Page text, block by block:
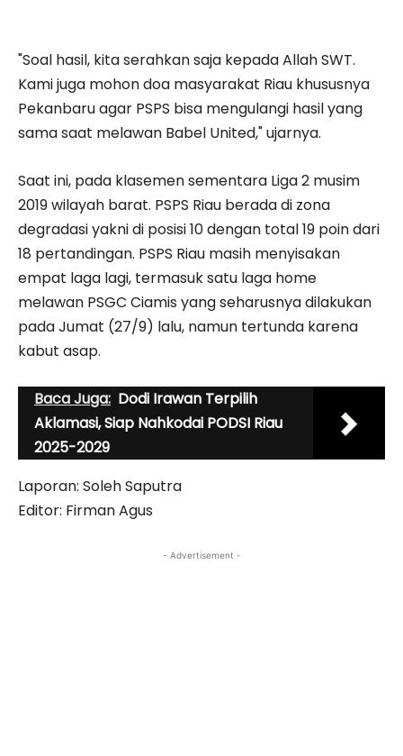
"Soal hasil, kita serahkan saja kepada Allah SWT.
Kami juga mohon doa masyarakat Riau khususnya
Pekanbaru agar PSPS bisa mengulangi hasil yang
sama saat melawan Babel United," ujarnya.
Saat ini, pada klasemen sementara Liga 2 musim
2019 wilayah barat. PSPS Riau berada di zona
degradasi yakni di posisi 10 dengan total 19 poin dari
18 pertandingan. PSPS Riau masih menyisakan
empat laga lagi, termasuk satu laga home
melawan PSGC Ciamis yang seharusnya dilakukan
pada Jumat (27/9) lalu, namun tertunda karena
kabut asap.
Baca Juga: Dodi Irawan Terpilih
Aklamasi, Siap Nahkodai PODSI Riau
2025-2029
Laporan: Soleh Saputra
Editor: Firman Agus
- Advertisement -